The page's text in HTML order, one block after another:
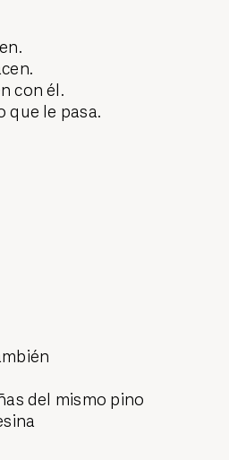
con él.
que le pasa.
del mismo pino